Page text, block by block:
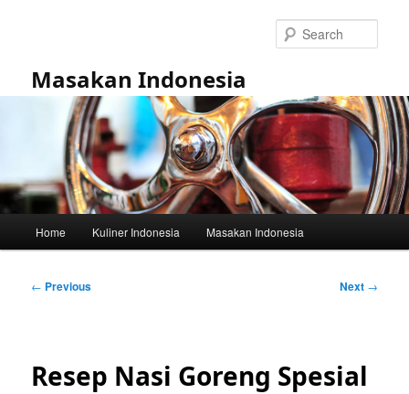
Masakan Indonesia
Home Kuliner Indonesia Masakan Indonesia
Post
← Previous Next →
Resep Nasi Goreng Spesial